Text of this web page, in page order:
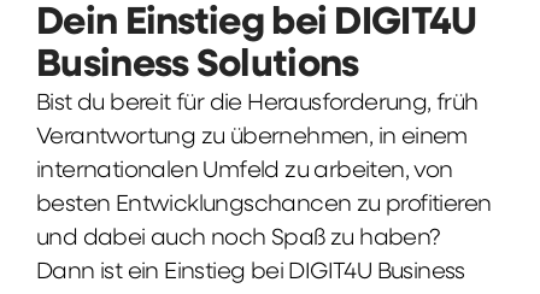
Dein Einstieg bei DIGIT4U
Business Solutions
Bist du bereit für die Herausforderung, früh
Verantwortung zu übernehmen, in einem
internationalen Umfeld zu arbeiten, von
besten Entwicklungschancen zu profitieren
und dabei auch noch Spaß zu haben?
Dann ist ein Einstieg bei DIGIT4U Business